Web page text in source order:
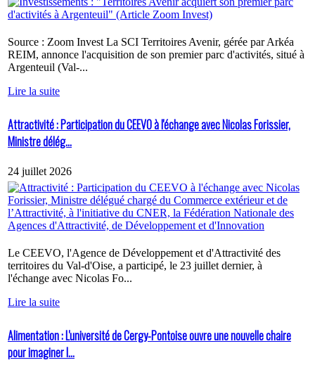
Source : Zoom Invest La SCI Territoires Avenir, gérée par Arkéa
REIM, annonce l'acquisition de son premier parc d'activités, situé à
Argenteuil (Val-...
Lire la suite
Attractivité : Participation du CEEVO à l'échange avec Nicolas Forissier,
Ministre délég...
24 juillet 2026
Le CEEVO, l'Agence de Développement et d'Attractivité des
territoires du Val-d'Oise, a participé, le 23 juillet dernier, à
l'échange avec Nicolas Fo...
Lire la suite
Alimentation : L'université de Cergy-Pontoise ouvre une nouvelle chaire
pour imaginer l...